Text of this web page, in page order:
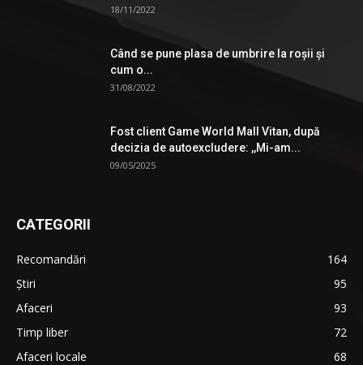
18/11/2022
Când se pune plasa de umbrire la roşii şi
cum o...
31/08/2022
Fost client Game World Mall Vitan, după
decizia de autoexcludere: ,,Mi-am...
09/05/2025
CATEGORII
Recomandări
164
Știri
95
Afaceri
93
Timp liber
72
Afaceri locale
68